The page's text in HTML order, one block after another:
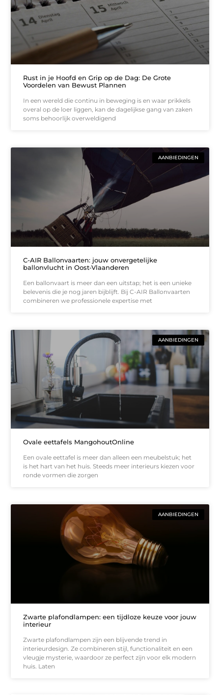
Rust in je Hoofd en Grip op de Dag: De Grote
Voordelen van Bewust Plannen
In een wereld die continu in beweging is en waar prikkels
overal op de loer liggen, kan de dagelijkse gang van zaken
soms behoorlijk overweldigend
AANBIEDINGEN
C-AIR Ballonvaarten: jouw onvergetelijke
ballonvlucht in Oost‑Vlaanderen
Een ballonvaart is meer dan een uitstap; het is een unieke
belevenis die je nog jaren bijblijft. Bij C-AIR Ballonvaarten
combineren we professionele expertise met
AANBIEDINGEN
Ovale eettafels MangohoutOnline
Een ovale eettafel is meer dan alleen een meubelstuk; het
is het hart van het huis. Steeds meer interieurs kiezen voor
ronde vormen die zorgen
AANBIEDINGEN
Zwarte plafondlampen: een tijdloze keuze voor jouw
interieur
Zwarte plafondlampen zijn een blijvende trend in
interieurdesign. Ze combineren stijl, functionaliteit en een
vleugje mysterie, waardoor ze perfect zijn voor elk modern
huis. Laten